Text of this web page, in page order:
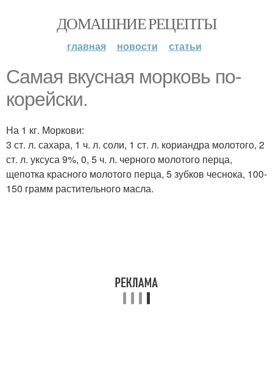
ДОМАШНИЕ РЕЦЕПТЫ
главная новости статьи
Самая вкусная морковь по-
корейски.
На 1 кг. Моркови:
3 ст. л. сахара, 1 ч. л. соли, 1 ст. л. кориандра молотого, 2
ст. л. уксуса 9%, 0, 5 ч. л. черного молотого перца,
щепотка красного молотого перца, 5 зубков чеснока, 100-
150 грамм растительного масла.